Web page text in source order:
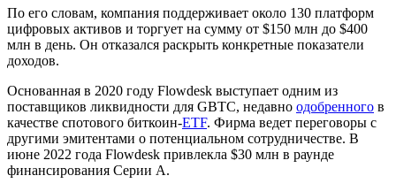
По его словам, компания поддерживает около 130 платформ
цифровых активов и торгует на сумму от $150 млн до $400
млн в день. Он отказался раскрыть конкретные показатели
доходов.
Основанная в 2020 году Flowdesk выступает одним из
поставщиков ликвидности для GBTC, недавно одобренного в
качестве спотового биткоин-ETF. Фирма ведет переговоры с
другими эмитентами о потенциальном сотрудничестве. В
июне 2022 года Flowdesk привлекла $30 млн в раунде
финансирования Серии А.